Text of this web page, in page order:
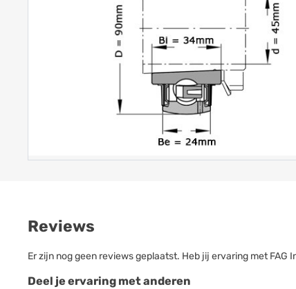
Reviews
Er zijn nog geen reviews geplaatst. Heb jij ervaring met
Deel je ervaring met anderen